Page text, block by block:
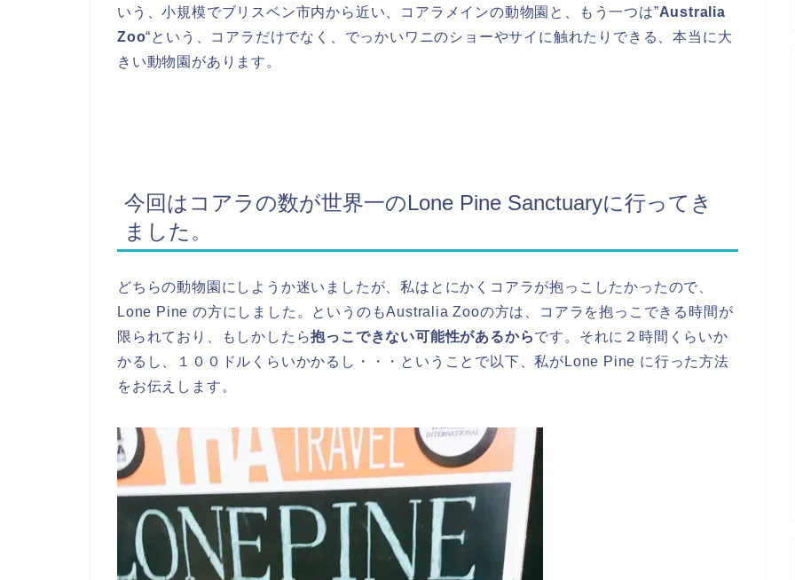
いう、小規模でブリスベン市内から近い、コアラメインの動物園と、もう一つは”Australia
Zoo“という、コアラだけでなく、でっかいワニのショーやサイに触れたりできる、本当に大
きい動物園があります。
今回はコアラの数が世界一のLone Pine Sanctuaryに行ってき
ました。
どちらの動物園にしようか迷いましたが、私はとにかくコアラが抱っこしたかったので、
Lone Pine の方にしました。というのもAustralia Zooの方は、コアラを抱っこできる時間が
限られており、もしかしたら抱っこできない可能性があるからです。それに２時間くらいか
かるし、１００ドルくらいかかるし・・・ということで以下、私がLone Pine に行った方法
をお伝えします。